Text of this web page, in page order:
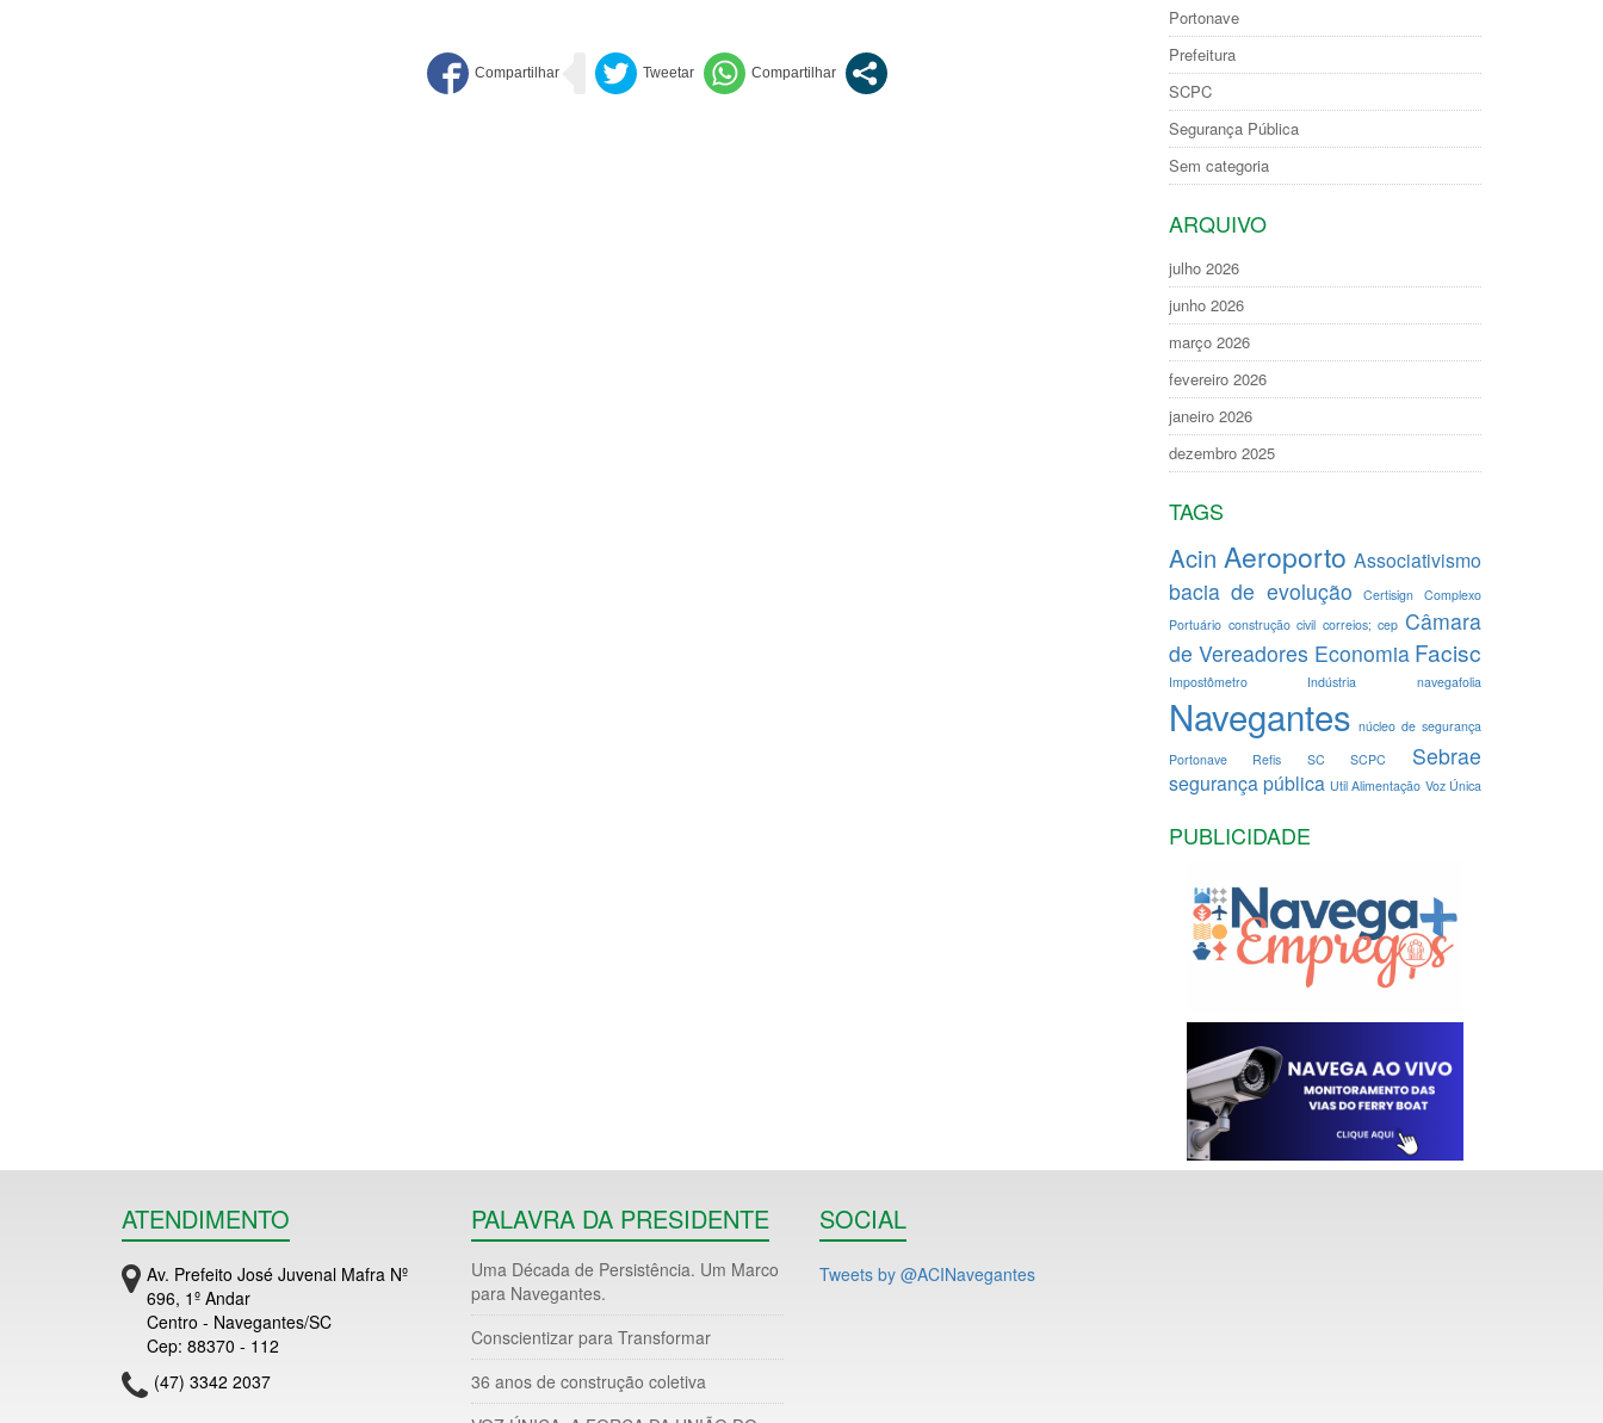
Portonave
Prefeitura
SCPC
Segurança Pública
Sem categoria
ARQUIVO
julho 2026
junho 2026
março 2026
fevereiro 2026
janeiro 2026
dezembro 2025
TAGS
Acin Aeroporto Associativismo
bacia de evolução Certisign Complexo
Portuário construção civil correios; cep Câmara
de Vereadores Economia Facisc
Impostômetro Indústria navegafolia
Navegantes núcleo de segurança
Portonave
Refis SC SCPC Sebrae
segurança pública Util Alimentação Voz Única
PUBLICIDADE
ATENDIMENTO
Av. Prefeito José Juvenal Mafra Nº
696, 1º Andar
Centro - Navegantes/SC
Cep: 88370 - 112
(47) 3342 2037
PALAVRA DA PRESIDENTE
Uma Década de Persistência. Um Marco
para Navegantes.
Conscientizar para Transformar
36 anos de construção coletiva
SOCIAL
Tweets by @ACINavegantes